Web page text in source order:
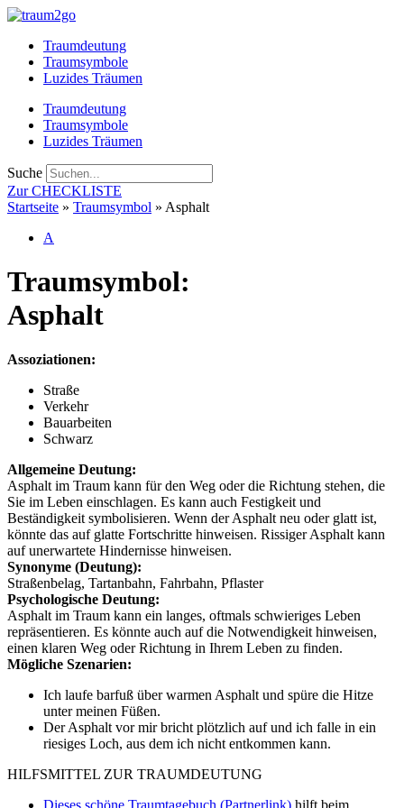
Zum
springenTraumdeutung
Traumsymbole
Luzides Träumen
Traumdeutung
Traumsymbole
Luzides Träumen
Suche
Zur CHECKLISTE
Startseite » Traumsymbol » Asphalt
A
Traumsymbol:
Asphalt
Assoziationen:
Straße
Verkehr
Bauarbeiten
Schwarz
Allgemeine Deutung:
Asphalt im Traum kann für den Weg oder die Richtung stehen, die
Sie im Leben einschlagen. Es kann auch Festigkeit und
Beständigkeit symbolisieren. Wenn der Asphalt neu oder glatt ist,
könnte das auf glatte Fortschritte hinweisen. Rissiger Asphalt kann
auf unerwartete Hindernisse hinweisen.
Synonyme (Deutung):
Straßenbelag, Tartanbahn, Fahrbahn, Pflaster
Psychologische Deutung:
Asphalt im Traum kann ein langes, oftmals schwieriges Leben
repräsentieren. Es könnte auch auf die Notwendigkeit hinweisen,
einen klaren Weg oder Richtung in Ihrem Leben zu finden.
Mögliche Szenarien:
Ich laufe barfuß über warmen Asphalt und spüre die Hitze
unter meinen Füßen.
Der Asphalt vor mir bricht plötzlich auf und ich falle in ein
riesiges Loch, aus dem ich nicht entkommen kann.
HILFSMITTEL ZUR TRAUMDEUTUNG
Dieses schöne Traumtagebuch (Partnerlink) hilft beim